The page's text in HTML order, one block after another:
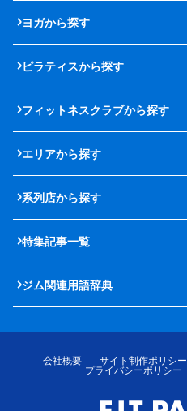
ヨガから探す
ピラティスから探す
フィットネスクラブから探す
エリアから探す
系列店から探す
特集記事一覧
ジム関連用語辞典
会社概要 サイト制作ポリシー
プライバシーポリシー